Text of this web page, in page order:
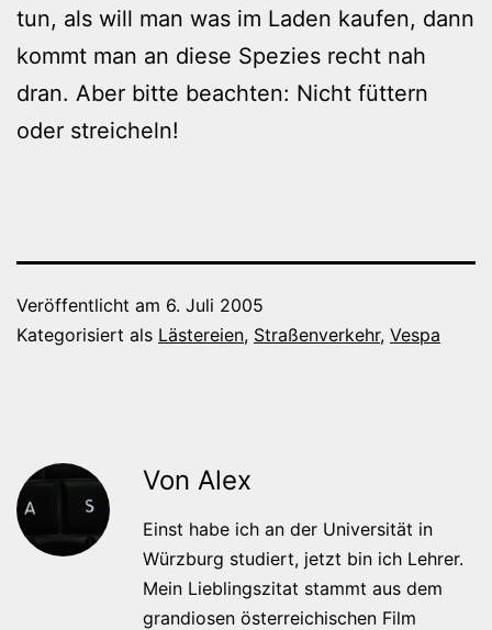
tun, als will man was im Laden kaufen, dann
kommt man an diese Spezies recht nah
dran. Aber bitte beachten: Nicht füttern
oder streicheln!
Veröffentlicht am 6. Juli 2005
Kategorisiert als Lästereien, Straßenverkehr, Vespa
Von Alex
Einst habe ich an der Universität in
Würzburg studiert, jetzt bin ich Lehrer.
Mein Lieblingszitat stammt aus dem
grandiosen österreichischen Film